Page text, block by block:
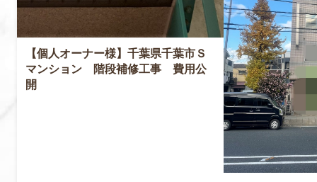
【個人オーナー様】千葉県千葉市Ｓ
マンション 階段補修工事 費用公
開